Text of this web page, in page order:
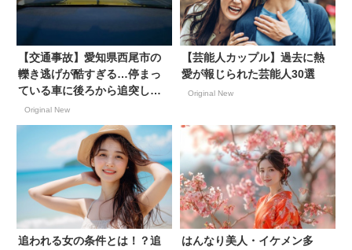
【交通事故】愛知県西尾市の
轢き逃げが酷すぎる…停まっ
ている車に後ろから追突した
にも関わらず逃走中【ドラレ
コ動画あり】
Original New
【芸能人カップル】過去に熱
愛が報じられた芸能人30選
Original New
追われる女の条件とは！？追
はんなり美人・イケメン多